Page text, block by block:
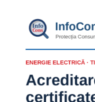
Televizoare TCL în
tehnologii și date